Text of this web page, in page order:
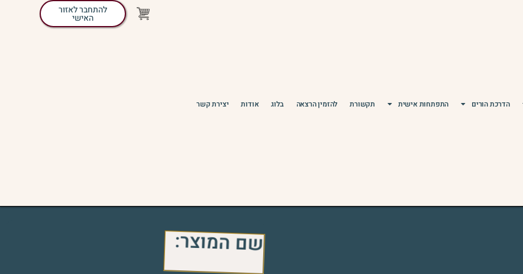
הדרכת הורים התפתחות אישית תקשורת להזמין הרצאה בלוג אודות יצירת קשר
להתחבר לאזור
האישי
שם המוצר: